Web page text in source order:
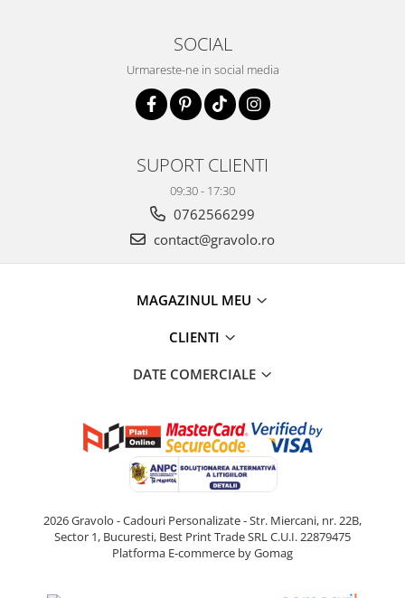
SOCIAL
Urmareste-ne in social media
SUPORT CLIENTI
09:30 - 17:30
0762566299
contact@gravolo.ro
MAGAZINUL MEU
CLIENTI
DATE COMERCIALE
2026 Gravolo - Cadouri Personalizate - Str. Miercani, nr. 22B,
Sector 1, Bucuresti, Best Print Trade SRL C.U.I. 22879475
Platforma E-commerce by Gomag